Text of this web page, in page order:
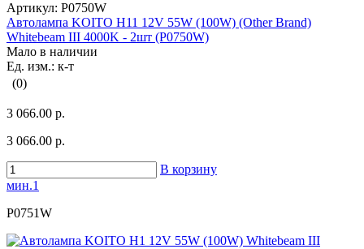
Артикул: P0750W
Автолампа KOITO H11 12V 55W (100W) (Other Brand)
Whitebeam III 4000K - 2шт (P0750W)
Мало в наличии
Ед. изм.: к-т
(0)
3 066.00 р.
3 066.00 р.
В корзину
мин.1
P0751W